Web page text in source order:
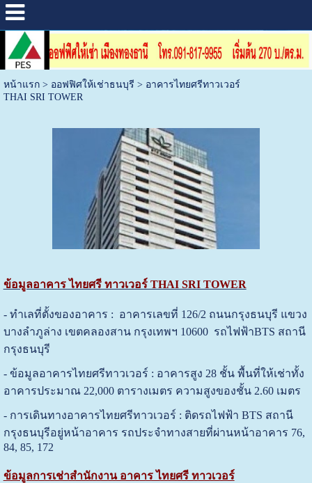
หน้าแรก> ออฟฟิศให้เช่าธนบุรี > อาคารไทยศรีทาวเวอร์
THAI SRI TOWER
ข้อมูลอาคาร ไทยศรี ทาวเวอร์ THAI SRI TOWER
- ทำเลที่ตั้งของอาคาร : อาคารเลขที่ 126/2 ถนนกรุงธนบุรี แขวง
บางลำภูล่าง เขตคลองสาน กรุงเทพฯ 10600 รถไฟฟ้าBTS สถานี
กรุงธนบุรี
- ข้อมูลอาคารไทยศรีทาวเวอร์ : อาคารสูง 28 ชั้น พื้นที่ให้เช่าทั้ง
อาคารประมาณ 22,000 ตารางเมตร ความสูงของชั้น 2.60 เมตร
- การเดินทางอาคารไทยศรีทาวเวอร์ : ติดรถไฟฟ้า BTS สถานี
กรุงธนบุรีอยู่หน้าอาคาร รถประจำทางสายที่ผ่านหน้าอาคาร 76,
84, 85, 172
ข้อมูลการเช่าสำนักงาน อาคาร ไทยศรี ทาวเวอร์